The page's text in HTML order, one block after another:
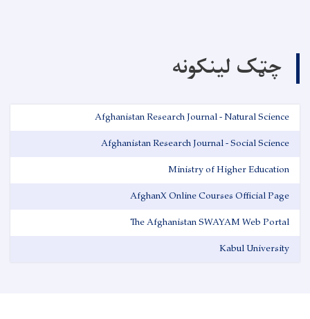
چټک لینکونه
Afghanistan Research Journal - Natural Science
Afghanistan Research Journal - Social Science
Ministry of Higher Education
AfghanX Online Courses Official Page
The Afghanistan SWAYAM Web Portal
Kabul University